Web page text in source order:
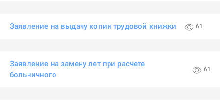
Заявление на выдачу копии трудовой книжки 61
Заявление на замену лет при расчете
больничного
61